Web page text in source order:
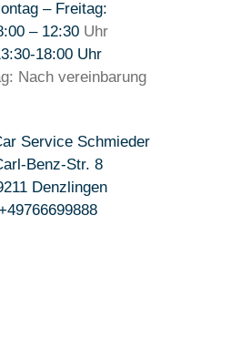
– Freitag:
– 12:30 Uhr
18:00 Uhr
Nach vereinbarung
Service Schmieder
Benz-Str. 8
Denzlingen